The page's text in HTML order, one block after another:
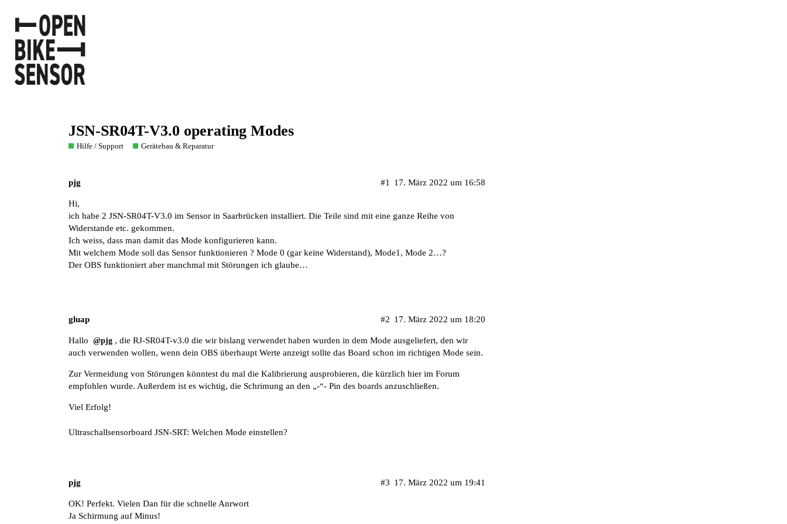
JSN-SR04T-V3.0 operating Modes
Hilfe / Support Gerätebau & Reparatur
pjg 17. März 2022 um 16:58
#1
Hi,
ich habe 2 JSN-SR04T-V3.0 im Sensor in Saarbrücken installiert. Die Teile sind mit eine ganze Reihe von
Widerstande etc. gekommen.
Ich weiss, dass man damit das Mode konfigurieren kann.
Mit welchem Mode soll das Sensor funktionieren ? Mode 0 (gar keine Widerstand), Mode1, Mode 2…?
Der OBS funktioniert aber manchmal mit Störungen ich glaube…
gluap 17. März 2022 um 18:20
#2
Hallo @pjg , die RJ-SR04T-v3.0 die wir bislang verwendet haben wurden in dem Mode ausgeliefert, den wir
auch verwenden wollen, wenn dein OBS überhaupt Werte anzeigt sollte das Board schon im richtigen Mode sein.
Zur Vermeidung von Störungen könntest du mal die Kalibrierung ausprobieren, die kürzlich hier im Forum
empfohlen wurde. Außerdem ist es wichtig, die Schrimung an den „-“- Pin des boards anzuschließen.
Viel Erfolg!
Ultraschallsensorboard JSN-SRT: Welchen Mode einstellen?
pjg 17. März 2022 um 19:41
#3
OK! Perfekt. Vielen Dan für die schnelle Anrwort
Ja Schirmung auf Minus!